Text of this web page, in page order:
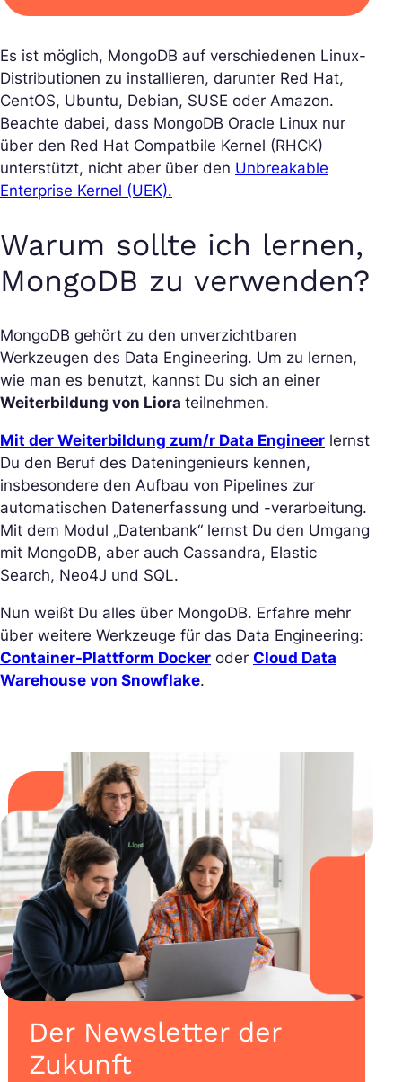
Es ist möglich, MongoDB auf verschiedenen Linux-
Distributionen zu installieren, darunter Red Hat,
CentOS, Ubuntu, Debian, SUSE oder Amazon.
Beachte dabei, dass MongoDB Oracle Linux nur
über den Red Hat Compatbile Kernel (RHCK)
unterstützt, nicht aber über den Unbreakable
Enterprise Kernel (UEK).
Warum sollte ich lernen,
MongoDB zu verwenden?
MongoDB gehört zu den unverzichtbaren
Werkzeugen des Data Engineering. Um zu lernen,
wie man es benutzt, kannst Du sich an einer
Weiterbildung von Liora teilnehmen.
Mit der Weiterbildung zum/r Data Engineer lernst
Du den Beruf des Dateningenieurs kennen,
insbesondere den Aufbau von Pipelines zur
automatischen Datenerfassung und -verarbeitung.
Mit dem Modul „Datenbank“ lernst Du den Umgang
mit MongoDB, aber auch Cassandra, Elastic
Search, Neo4J und SQL.
Nun weißt Du alles über MongoDB. Erfahre mehr
über weitere Werkzeuge für das Data Engineering:
Container-Plattform Docker oder Cloud Data
Warehouse von Snowflake.
Der Newsletter der
Zukunft